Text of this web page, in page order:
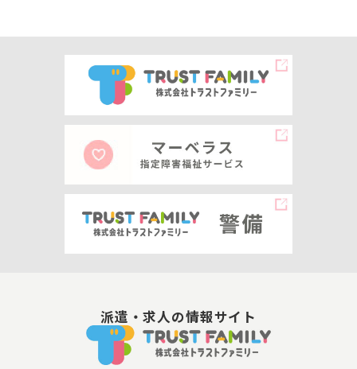
ません。
(1)当社の事業に関するお問い合わせに回答す
るため
(2)求職者情報登録手続のため
(3)お仕事に関する情報のご提供及びご連絡等
のやり取りのため
(4)番号法第19条各号に掲げる場合
い情報を提供するため、当ファミリー企業・株
式会社プロテクノと共有する場合があります。
派遣・求人の情報サイト